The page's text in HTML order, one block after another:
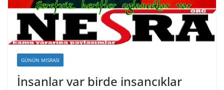
GÜNÜN MISRASI
İnsanlar var birde insancıklar